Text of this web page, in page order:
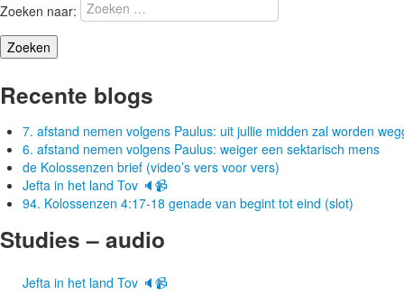
Zoeken naar:
Recente blogs
7. afstand nemen volgens Paulus: uit jullie midden zal worden
6. afstand nemen volgens Paulus: weiger een sektarisch mens
de Kolossenzen brief (video’s vers voor vers)
Jefta in het land Tov 🔈📹
94. Kolossenzen 4:17-18 genade van begint tot eind (slot)
Studies – audio
Jefta in het land Tov 🔈📹